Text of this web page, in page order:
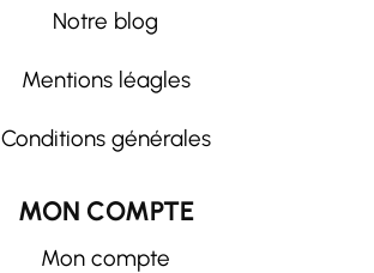
Notre blog
Mentions léagles
Conditions générales
MON COMPTE
Mon compte